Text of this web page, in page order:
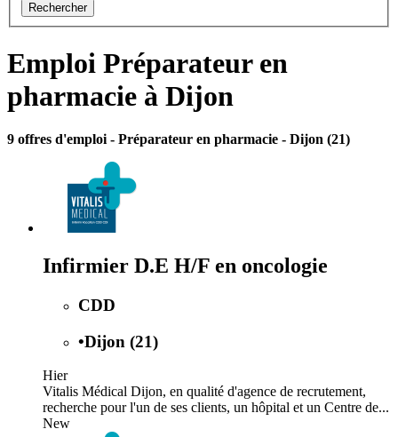
Rechercher
Emploi Préparateur en
pharmacie à Dijon
9 offres d'emploi - Préparateur en pharmacie - Dijon (21)
Infirmier D.E H/F en oncologie
CDD
•Dijon (21)
Hier
Vitalis Médical Dijon, en qualité d'agence de recrutement,
recherche pour l'un de ses clients, un hôpital et un Centre de...
New